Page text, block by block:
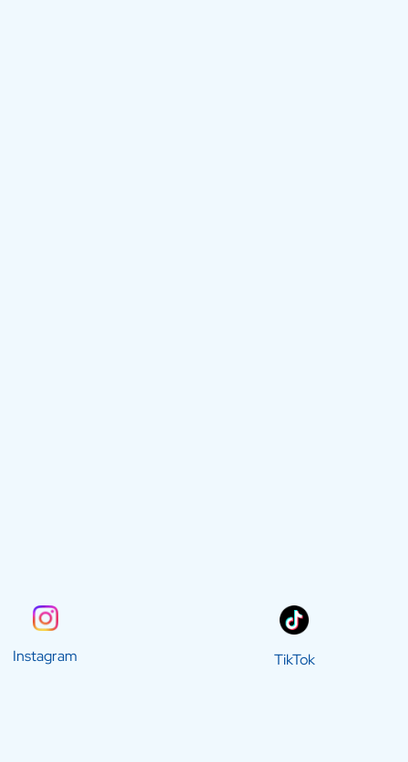
Instagram TikTok